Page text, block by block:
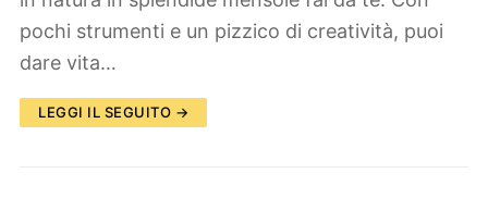
pochi strumenti e un pizzico di creatività, puoi
dare vita…
LEGGI IL SEGUITO →